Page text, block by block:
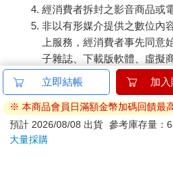
經消費者拆封之影音商品或
非以有形媒介提供之數位內
上服務，經消費者事先同意
子雜誌、下載版軟體、虛擬
已拆封之個人衛生用品。（
若非上列種類商品，均享有到貨
日）。
辦理退換貨時，商品（組合商品
立即結帳 加
※ 本商品會員日滿額金幣加碼回饋最
預計 2026/08/08 出貨 參考庫存量：
大量採購